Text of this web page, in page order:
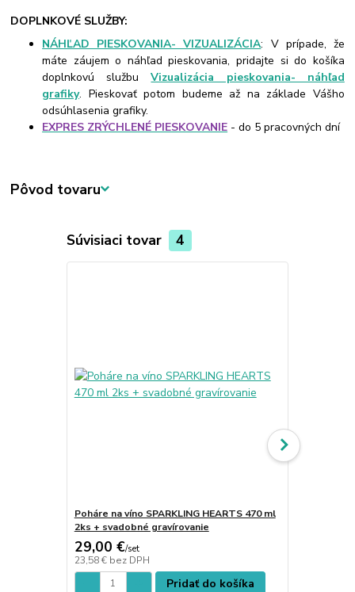
DOPLNKOVÉ SLUŽBY:
NÁHĽAD PIESKOVANIA- VIZUALIZÁCIA: V prípade, že
máte záujem o náhľad pieskovania, pridajte si do košíka
doplnkovú službuVizualizácia pieskovania- náhľad
grafiky. Pieskovať potom budeme až na základe Vášho
odsúhlasenia grafiky.
EXPRES ZRÝCHLENÉ PIESKOVANIE - do 5 pracovných dní
Pôvod tovaru
Súvisiaci tovar 4
Poháre na víno SPARKLING HEARTS 470 ml
2ks + svadobné gravírovanie
29,00 €/set
23,58 € bez DPH
Pridať do košíka